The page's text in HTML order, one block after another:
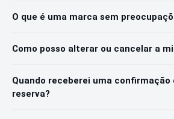
O que é uma marca sem
Como posso alterar ou cancelar a
Quando receberei uma confirmação
reserva?